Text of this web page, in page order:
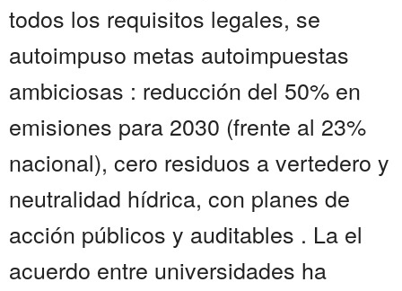
todos los requisitos legales, se
autoimpuso metas autoimpuestas
ambiciosas : reducción del 50% en
emisiones para 2030 (frente al 23%
nacional), cero residuos a vertedero y
neutralidad hídrica, con planes de
acción públicos y auditables . La el
acuerdo entre universidades ha